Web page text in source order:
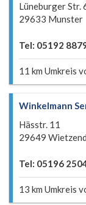
Lüneburger Str.
29633 Munster
Tel: 05192
11 km Umkreis
Winkelmann
Hässtr. 11
29649
Tel: 05196
13 km Umkreis